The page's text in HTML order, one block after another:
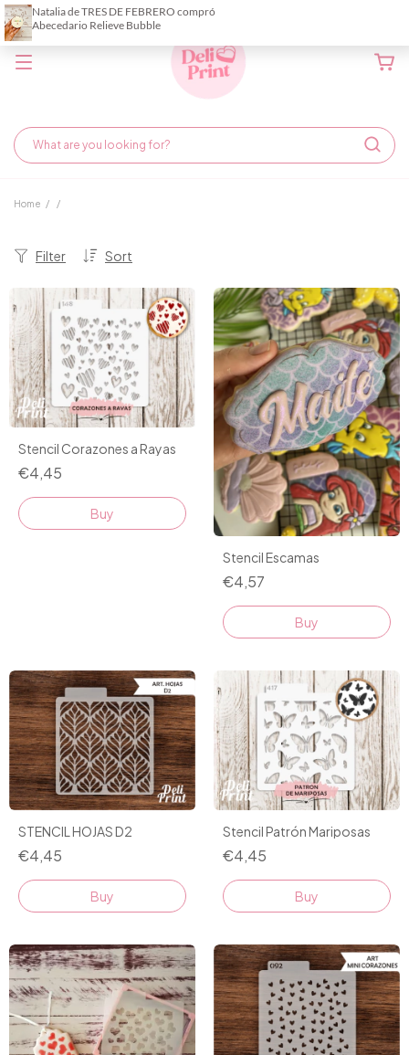
Home / /
Sort
Filter
Stencil Corazones a Rayas
€4,45
Stencil Escamas
€4,57
STENCIL HOJAS D2
€4,45
Stencil Patrón Mariposas
€4,45